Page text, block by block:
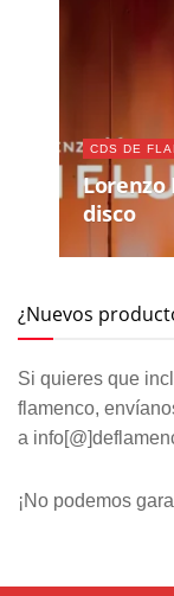
CDS DE
Lorenzo
disco
¿Nuevos
Si quieres que
flamenco,
a
¡No podemos